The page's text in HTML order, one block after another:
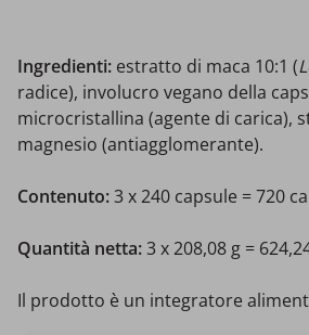
Ingredienti: estratto di maca 10:1 (
radice), involucro vegano della
microcristallina (agente di carica),
magnesio (antiagglomerante).
Contenuto:3 x 240 capsule = 720
Quantità netta:3 x 208,08 g =
Il prodotto è un integratore